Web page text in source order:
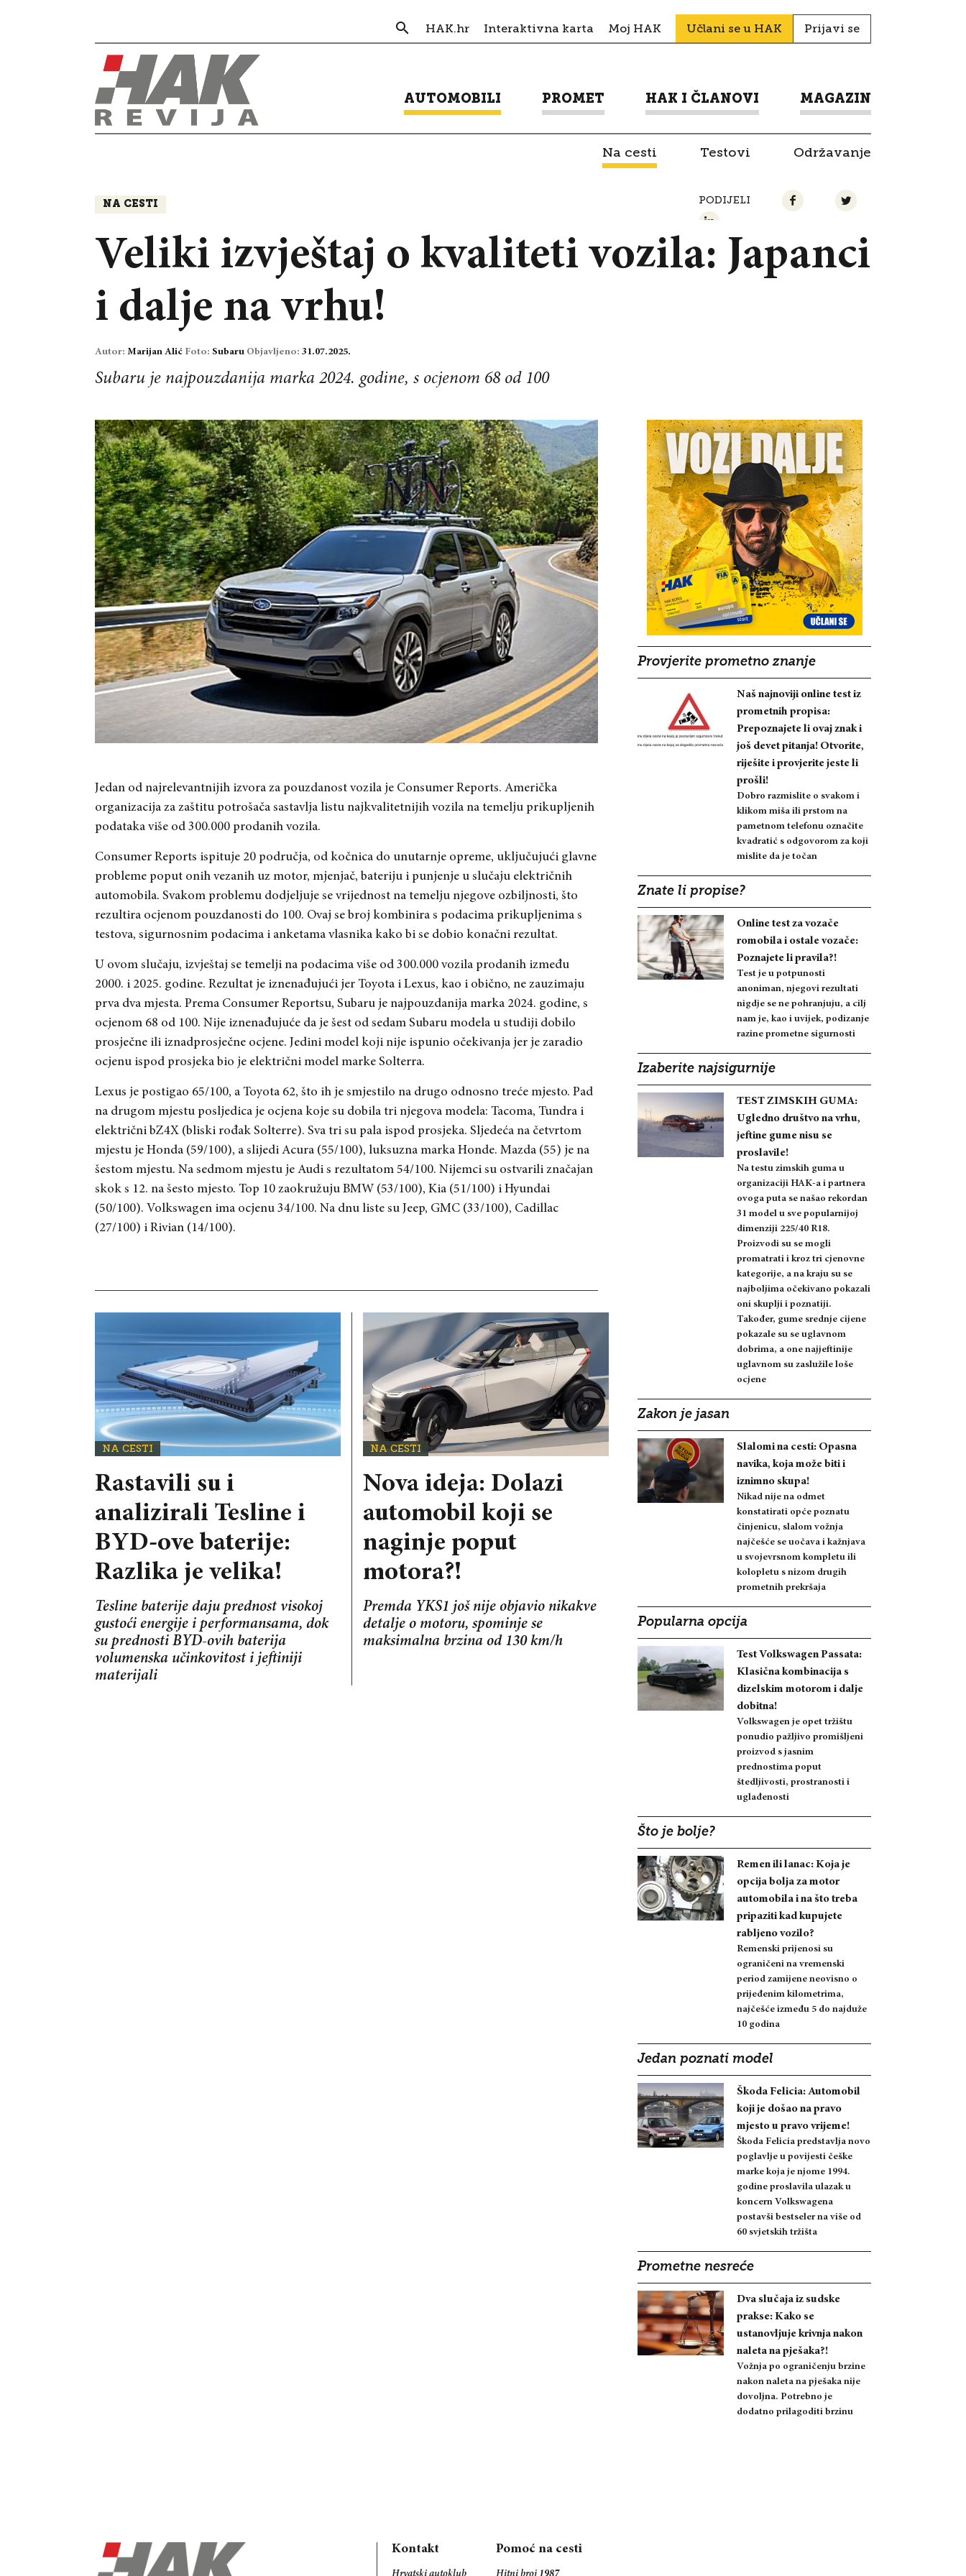
HAK.hr Interaktivna karta Moj HAK Učlani se u HAK Prijavi se
AUTOMOBILI PROMET HAK I ČLANOVI MAGAZIN
Na cesti Testovi Održavanje
NA CESTI PODIJELI
Veliki izvještaj o kvaliteti vozila: Japanci
i dalje na vrhu!
Autor: Marijan Alić Foto: Subaru Objavljeno: 31.07.2025.
Subaru je najpouzdanija marka 2024. godine, s ocjenom 68 od 100
Jedan od najrelevantnijih izvora za pouzdanost vozila je Consumer Reports. Američka
organizacija za zaštitu potrošača sastavlja listu najkvalitetnijih vozila na temelju prikupljenih
podataka više od 300.000 prodanih vozila.
Consumer Reports ispituje 20 područja, od kočnica do unutarnje opreme, uključujući glavne
probleme poput onih vezanih uz motor, mjenjač, bateriju i punjenje u slučaju električnih
automobila. Svakom problemu dodjeljuje se vrijednost na temelju njegove ozbiljnosti, što
rezultira ocjenom pouzdanosti do 100. Ovaj se broj kombinira s podacima prikupljenima s
testova, sigurnosnim podacima i anketama vlasnika kako bi se dobio konačni rezultat.
U ovom slučaju, izvještaj se temelji na podacima više od 300.000 vozila prodanih između
2000. i 2025. godine. Rezultat je iznenađujući jer Toyota i Lexus, kao i obično, ne zauzimaju
prva dva mjesta. Prema Consumer Reportsu, Subaru je najpouzdanija marka 2024. godine, s
ocjenom 68 od 100. Nije iznenađujuće da je šest od sedam Subaru modela u studiji dobilo
prosječne ili iznadprosječne ocjene. Jedini model koji nije ispunio očekivanja jer je zaradio
ocjenu ispod prosjeka bio je električni model marke Solterra.
Lexus je postigao 65/100, a Toyota 62, što ih je smjestilo na drugo odnosno treće mjesto. Pad
na drugom mjestu posljedica je ocjena koje su dobila tri njegova modela: Tacoma, Tundra i
električni bZ4X (bliski rođak Solterre). Sva tri su pala ispod prosjeka. Sljedeća na četvrtom
mjestu je Honda (59/100), a slijedi Acura (55/100), luksuzna marka Honde. Mazda (55) je na
šestom mjestu. Na sedmom mjestu je Audi s rezultatom 54/100. Nijemci su ostvarili značajan
skok s 12. na šesto mjesto. Top 10 zaokružuju BMW (53/100), Kia (51/100) i Hyundai
(50/100). Volkswagen ima ocjenu 34/100. Na dnu liste su Jeep, GMC (33/100), Cadillac
(27/100) i Rivian (14/100).
NA CESTI
Rastavili su i
analizirali Tesline i
BYD-ove baterije:
Razlika je velika!
Tesline baterije daju prednost visokoj
gustoći energije i performansama, dok
su prednosti BYD-ovih baterija
volumenska učinkovitost i jeftiniji
materijali
NA CESTI
Nova ideja: Dolazi
automobil koji se
naginje poput
motora?!
Premda YKS1 još nije objavio nikakve
detalje o motoru, spominje se
maksimalna brzina od 130 km/h
Provjerite prometno znanje
Naš najnoviji online test iz
prometnih propisa:
Prepoznajete li ovaj znak i
još devet pitanja! Otvorite,
riješite i provjerite jeste li
prošli!
Dobro razmislite o svakom i
klikom miša ili prstom na
pametnom telefonu označite
kvadratić s odgovorom za koji
mislite da je točan
Znate li propise?
Online test za vozače
romobila i ostale vozače:
Poznajete li pravila?!
Test je u potpunosti
anoniman, njegovi rezultati
nigdje se ne pohranjuju, a cilj
nam je, kao i uvijek, podizanje
razine prometne sigurnosti
Izaberite najsigurnije
TEST ZIMSKIH GUMA:
Ugledno društvo na vrhu,
jeftine gume nisu se
proslavile!
Na testu zimskih guma u
organizaciji HAK-a i partnera
ovoga puta se našao rekordan
31 model u sve popularnijoj
dimenziji 225/40 R18.
Proizvodi su se mogli
promatrati i kroz tri cjenovne
kategorije, a na kraju su se
najboljima očekivano pokazali
oni skuplji i poznatiji.
Također, gume srednje cijene
pokazale su se uglavnom
dobrima, a one najjeftinije
uglavnom su zaslužile loše
ocjene
Zakon je jasan
Slalomi na cesti: Opasna
navika, koja može biti i
iznimno skupa!
Nikad nije na odmet
konstatirati opće poznatu
činjenicu, slalom vožnja
najčešće se uočava i kažnjava
u svojevrsnom kompletu ili
kolopletu s nizom drugih
prometnih prekršaja
Popularna opcija
Test Volkswagen Passata:
Klasična kombinacija s
dizelskim motorom i dalje
dobitna!
Volkswagen je opet tržištu
ponudio pažljivo promišljeni
proizvod s jasnim
prednostima poput
štedljivosti, prostranosti i
uglađenosti
Što je bolje?
Remen ili lanac: Koja je
opcija bolja za motor
automobila i na što treba
pripaziti kad kupujete
rabljeno vozilo?
Remenski prijenosi su
ograničeni na vremenski
period zamijene neovisno o
prijeđenim kilometrima,
najčešće između 5 do najduže
10 godina
Jedan poznati model
Škoda Felicia: Automobil
koji je došao na pravo
mjesto u pravo vrijeme!
Škoda Felicia predstavlja novo
poglavlje u povijesti češke
marke koja je njome 1994.
godine proslavila ulazak u
koncern Volkswagena
postavši bestseler na više od
60 svjetskih tržišta
Prometne nesreće
Dva slučaja iz sudske
prakse: Kako se
ustanovljuje krivnja nakon
naleta na pješaka?!
Vožnja po ograničenju brzine
nakon naleta na pješaka nije
dovoljna. Potrebno je
dodatno prilagoditi brzinu
Kontakt Pomoć na cesti